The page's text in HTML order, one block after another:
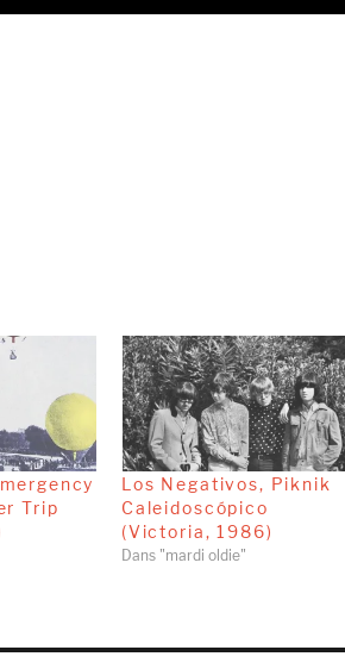
Trip
Los Negativos, Piknik
Caleidoscópico
(Victoria, 1986)
Dans "mardi oldie"